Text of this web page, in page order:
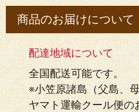
商品のお届けについて
配達地域について
全国配送可能です。
※小笠原諸島（父島、
ヤマト運輸クール便の